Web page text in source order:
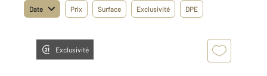
Date Prix Surface Exclusivité DPE
Exclusivité